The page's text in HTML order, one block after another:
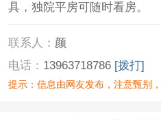
具，独院平房可随时看房。
联系人： 颜
电话： 13963718786 [拨打]
提示：信息由网友发布，注意甄别